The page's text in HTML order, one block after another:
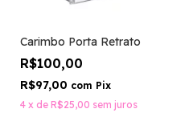
Carimbo Porta Retrato
R$100,00
R$97,00 com Pix
4 x de R$25,00 sem juros